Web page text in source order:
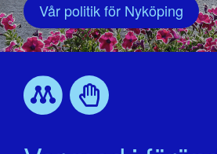
Vår politik för Nyköping